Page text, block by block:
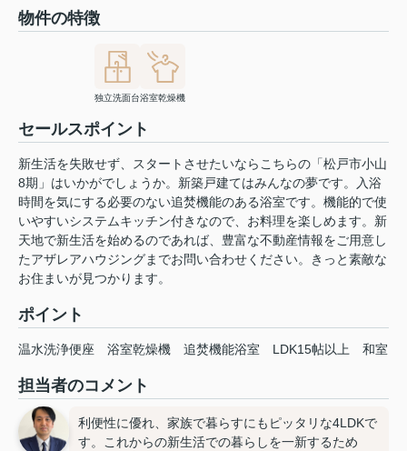
物件の特徴
独立洗面台浴室乾燥機
セールスポイント
新生活を失敗せず、スタートさせたいならこちらの「松戸市小山
8期」はいかがでしょうか。新築戸建てはみんなの夢です。入浴
時間を気にする必要のない追焚機能のある浴室です。機能的で使
いやすいシステムキッチン付きなので、お料理を楽しめます。新
天地で新生活を始めるのであれば、豊富な不動産情報をご用意し
たアザレアハウジングまでお問い合わせください。きっと素敵な
お住まいが見つかります。
ポイント
温水洗浄便座 浴室乾燥機 追焚機能浴室 LDK15帖以上 和室
担当者のコメント
利便性に優れ、家族で暮らすにもピッタリな4LDKで
す。これからの新生活での暮らしを一新するため